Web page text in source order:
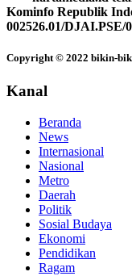
Kominfo Republik
002526.01/DJAI.PSE/
Copyright © 2022 bikin-
Kanal
Beranda
News
Internasional
Nasional
Metro
Daerah
Politik
Sosial Budaya
Ekonomi
Pendidikan
Ragam